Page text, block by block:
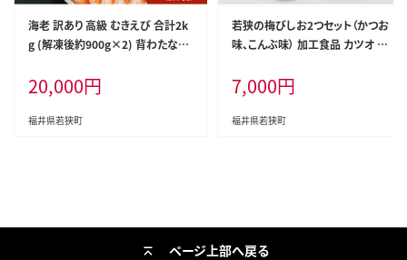
海老 訳あり 高級 むきえび 合計2k
g (解凍後約900g×2) 背わたなし
20,000円
福井県若狭町
若狭の梅びしお2つセット（かつお
味、こんぶ味） 加工食品 カツオ 昆
7,000円
福井県若狭町
ページ上部へ戻る